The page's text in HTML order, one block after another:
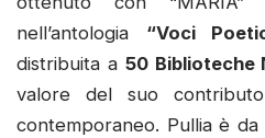
nell’antologia “Voci
distribuita a 50 Biblioteche
valore del suo
contemporaneo. Pullia è